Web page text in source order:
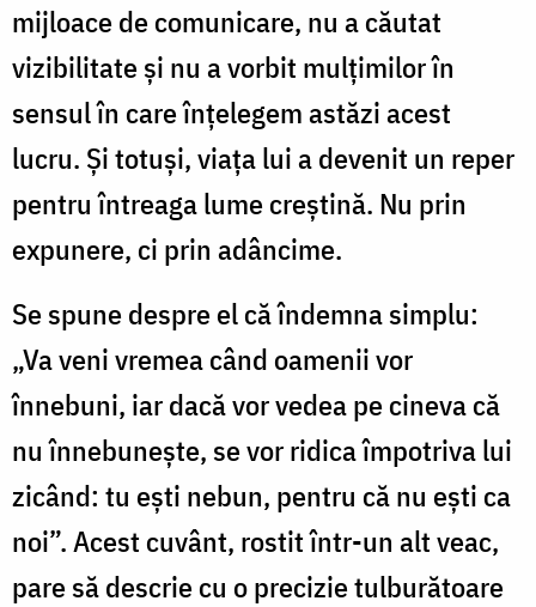
mijloace de comunicare, nu a căutat
vizibilitate și nu a vorbit mulțimilor în
sensul în care înțelegem astăzi acest
lucru. Și totuși, viața lui a devenit un reper
pentru întreaga lume creștină. Nu prin
expunere, ci prin adâncime.
Se spune despre el că îndemna simplu:
„Va veni vremea când oamenii vor
înnebuni, iar dacă vor vedea pe cineva că
nu înnebunește, se vor ridica împotriva lui
zicând: tu ești nebun, pentru că nu ești ca
noi”. Acest cuvânt, rostit într-un alt veac,
pare să descrie cu o precizie tulburătoare